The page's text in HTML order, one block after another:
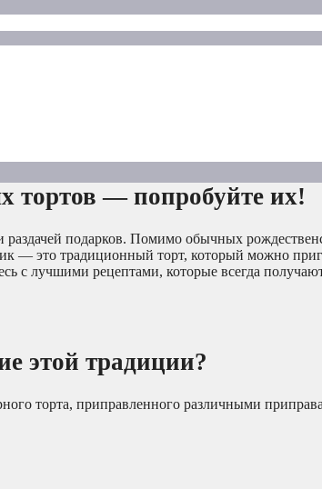
тортов — попробуйте их!
подарков. Помимо обычных
— это традиционный торт, который можно
с лучшими рецептами, которые всегда
этой традиции?
торта, приправленного различными